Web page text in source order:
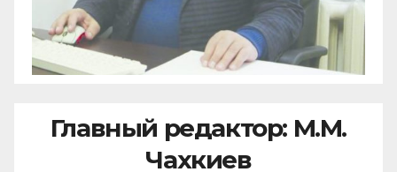
Главный редактор: М.М.
Чахкиев